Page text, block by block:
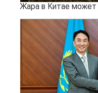
Жара в Китае может